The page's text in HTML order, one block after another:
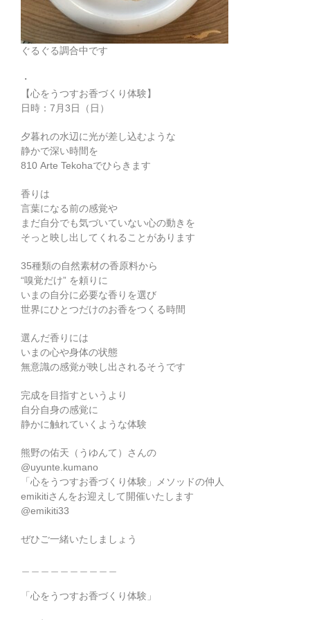
ぐるぐる調合中です
・
【心をうつすお香づくり体験】
日時：7月3日（日）
夕暮れの水辺に光が差し込むような
静かで深い時間を
810 Arte Tekohaでひらきます
香りは
言葉になる前の感覚や
まだ自分でも気づいていない心の動きを
そっと映し出してくれることがあります
35種類の自然素材の香原料から
“嗅覚だけ” を頼りに
いまの自分に必要な香りを選び
世界にひとつだけのお香をつくる時間
選んだ香りには
いまの心や身体の状態
無意識の感覚が映し出されるそうです
完成を目指すというより
自分自身の感覚に
静かに触れていくような体験
熊野の佑天（うゆんて）さんの
@uyunte.kumano
「心をうつすお香づくり体験」メソッドの仲人
emikitiさんをお迎えして開催いたします
@emikiti33
ぜひご一緒いたしましょう
「心をうつすお香づくり体験」